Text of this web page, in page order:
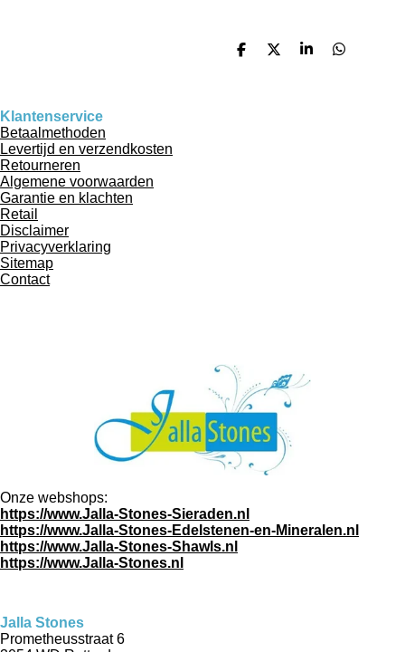
D
D
S
D
Klantenservice
Betaalmethoden
Levertijd en verzendkosten
Retourneren
Algemene voorwaarden
Garantie en klachten
Retail
Disclaimer
Privacyverklaring
Sitemap
Contact
Onze webshops:
https://www.Jalla-Stones-Sieraden.nl
https://www.Jalla-Stones-Edelstenen-en-Mineralen.nl
https://www.Jalla-Stones-Shawls.nl
https://www.Jalla-Stones.nl
Jalla Stones
Prometheusstraat 6